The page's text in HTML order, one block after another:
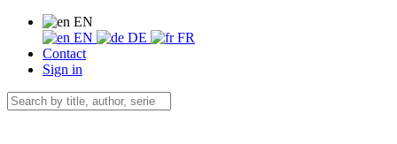
EN
EN
DE
FR
Contact
Sign in